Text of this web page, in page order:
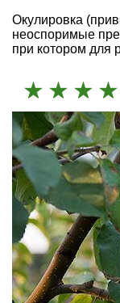
Окулировка
неоспоримые
при котором для